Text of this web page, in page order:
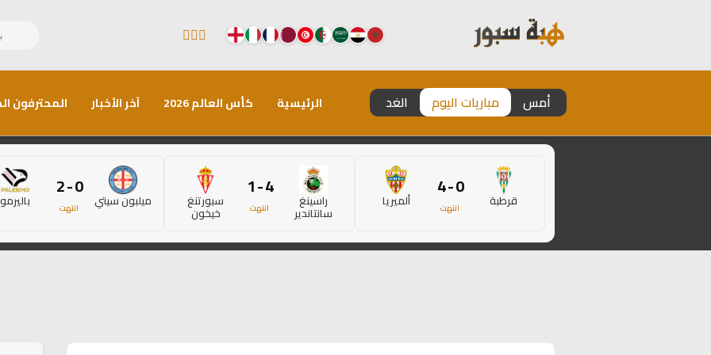
أمس مباريات اليوم الغد الرئيسية كأس العالم 2026 آخر الأخبار المحترفون
قرطبة 0 - 4
انتهت ألميريا راسينغ
سانتاندير
4 - 1
انتهت سبورتنغ
خيخون
ميلبون سيتي 0 - 2
انتهت باليرمو